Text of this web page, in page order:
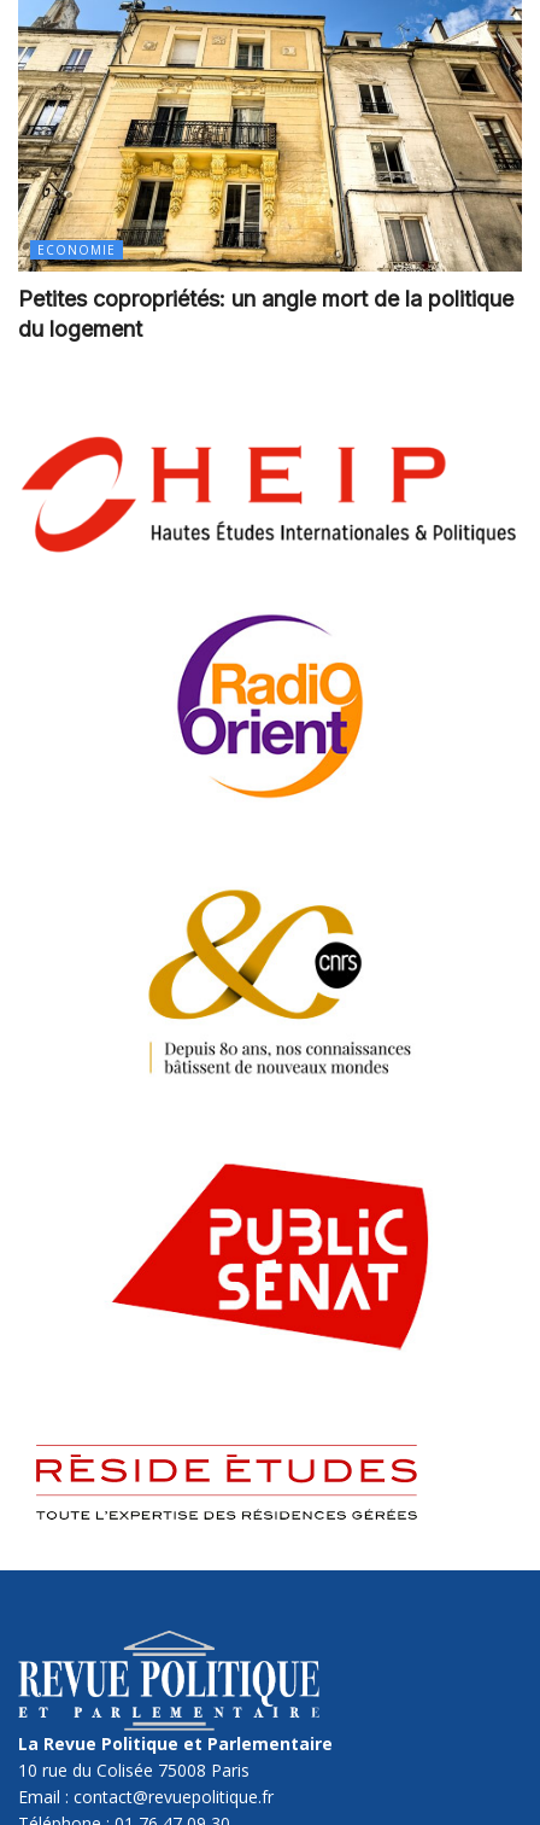
ECONOMIE
Petites copropriétés: un angle mort de la politique
du logement
La Revue Politique et Parlementaire
10 rue du Colisée 75008 Paris
Email : contact@revuepolitique.fr